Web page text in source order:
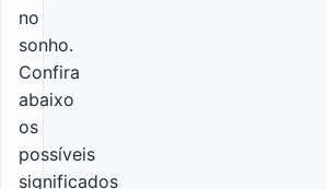
no
sonho.
Confira
abaixo
os
possíveis
significados